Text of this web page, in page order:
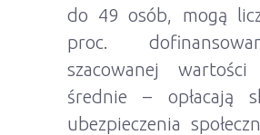
do 49 osób, mogą
proc.
szacowanej wartości
średnie – opłacają
ubezpieczenia